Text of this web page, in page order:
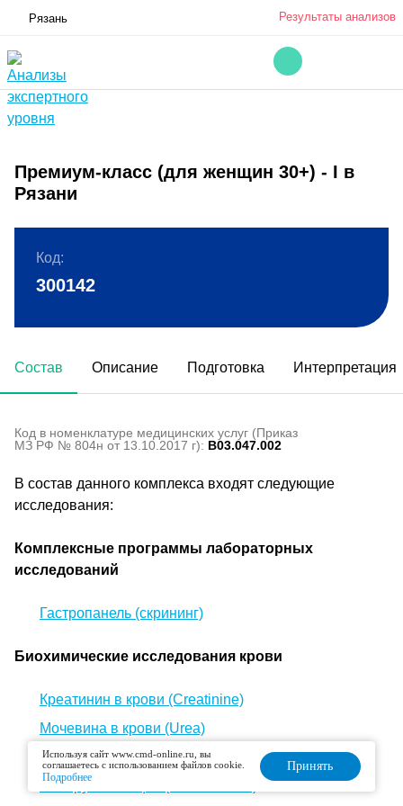
Рязань Результаты анализов
Премиум-класс (для женщин 30+) - I в
Рязани
Состав Описание Подготовка Интерпретация
Код в номенклатуре медицинских услуг (Приказ
МЗ РФ № 804н от 13.10.2017 г): B03.047.002
В состав данного комплекса входят следующие
исследования:
Комплексные программы лабораторных
исследований
Гастропанель (скрининг)
Биохимические исследования крови
Креатинин в крови (Creatinine)
Мочевина в крови (Urea)
Мочевая кислота в крови (Uric acid, UA)
Билирубин общий (Bilirubin total)
Код:
300142
Используя сайт www.cmd-online.ru, вы
соглашаетесь с использованием файлов cookie.
Подробнее
Принять